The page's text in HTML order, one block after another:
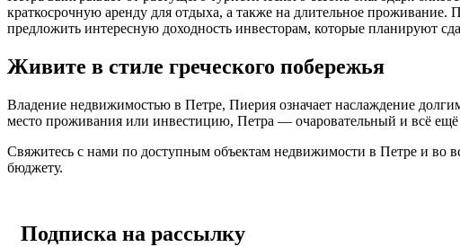
краткосрочную аренду для отдыха, а также на длительное
предложить интересную доходность инвесторам, которые планируют
Живите в стиле греческого побережья
Владение недвижимостью в Петре, Пиерия означает наслаждение
место проживания или инвестицию, Петра — очаровательный и всё
Свяжитесь с нами по доступным объектам недвижимости в Петре и во
бюджету.
Подписка на рассылку